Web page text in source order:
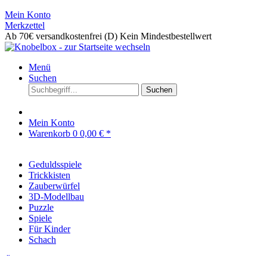
Mein Konto
Merkzettel
Ab 70€ versandkostenfrei (D) Kein Mindestbestellwert
Menü
Suchen
Suchen
Mein Konto
Warenkorb 0 0,00 € *
Geduldsspiele
Trickkisten
Zauberwürfel
3D-Modellbau
Puzzle
Spiele
Für Kinder
Schach